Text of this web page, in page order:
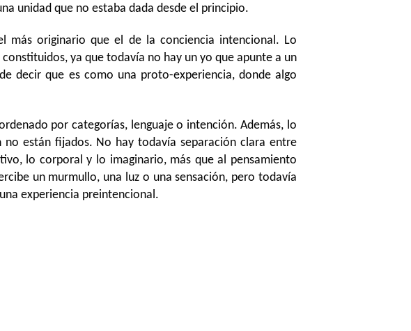
unidad que no estaba dada desde el principio.
más originario que el de la conciencia intencional. Lo
ya que todavía no hay un yo que apunte a un
decir que es como una proto-experiencia, donde algo
por categorías, lenguaje o intención. Además, lo
están fijados. No hay todavía separación clara entre
lo corporal y lo imaginario, más que al pensamiento
un murmullo, una luz o una sensación, pero todavía
experiencia preintencional.